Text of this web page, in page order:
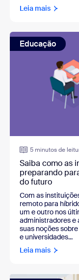
Leia mais
Educação
5 minutos de
Saiba como as
preparando
do futuro
Com as
remoto para
um e outro nos
administradores e
suas noções
e universidades...
Leia mais